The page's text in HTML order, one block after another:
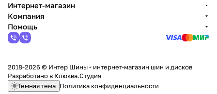
Интернет-магазин
Компания
Помощь
2018-2026 © Интер Шины - интернет-магазин шин и дисков
Разработано в Клюква.Студия
Темная тема Политика конфиденциальности